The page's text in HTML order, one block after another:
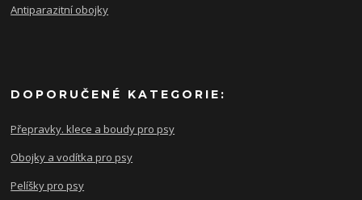
Antiparazitní obojky
DOPORUČENÉ KATEGORIE:
Přepravky. klece a boudy pro psy
Obojky a vodítka pro psy
Pelíšky pro psy